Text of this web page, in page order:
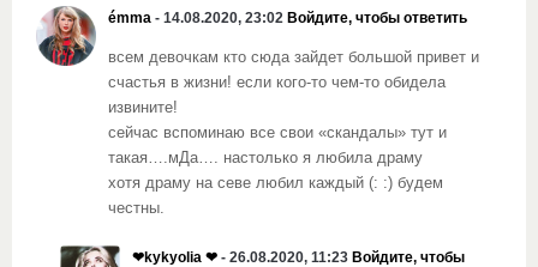
émma - 14.08.2020, 23:02 Войдите, чтобы ответить
всем девочкам кто сюда зайдет большой привет и
счастья в жизни! если кого-то чем-то обидела
извините!
сейчас вспоминаю все свои «скандалы» тут и
такая….мДа…. настолько я любила драму
хотя драму на севе любил каждый (: :) будем
честны.
❤kykyolia ❤ - 26.08.2020, 11:23 Войдите, чтобы